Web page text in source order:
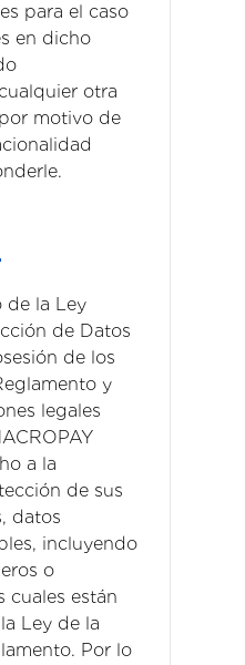
para el caso
en dicho
otra
motivo de
de la Ley
de Datos
de los
y
legales
a la
de sus
datos
incluyendo
o
cuales están
Ley de la
Por lo